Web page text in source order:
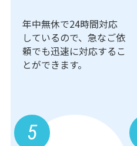
年中無休で24時間対応
しているので、急なご依
頼でも迅速に対応するこ
とができます。
5